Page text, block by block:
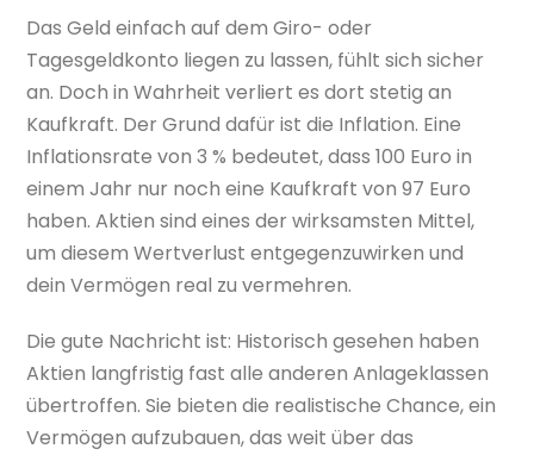
Das Geld einfach auf dem Giro- oder
Tagesgeldkonto liegen zu lassen, fühlt sich sicher
an. Doch in Wahrheit verliert es dort stetig an
Kaufkraft. Der Grund dafür ist die Inflation. Eine
Inflationsrate von 3 % bedeutet, dass 100 Euro in
einem Jahr nur noch eine Kaufkraft von 97 Euro
haben. Aktien sind eines der wirksamsten Mittel,
um diesem Wertverlust entgegenzuwirken und
dein Vermögen real zu vermehren.
Die gute Nachricht ist: Historisch gesehen haben
Aktien langfristig fast alle anderen Anlageklassen
übertroffen. Sie bieten die realistische Chance, ein
Vermögen aufzubauen, das weit über das